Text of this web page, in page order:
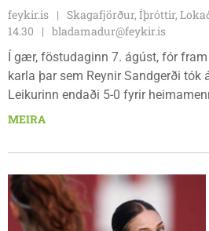
feykir.is Skagafjörður, Íþróttir,
14.30
bladamadur@feykir.is
Í gær, föstudaginn 7. ágúst, fór
karla þar sem Reynir Sandgerði
Leikurinn endaði 5-0 fyrir
Reynismönnum á topp deildarinnar
leiknum.
MEIRA